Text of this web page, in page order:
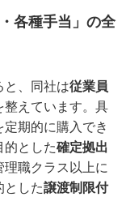
各種手当」の全
、同社は従業員
整えています。具
期的に購入でき
とした確定拠出
職クラス以上に
した譲渡制限付